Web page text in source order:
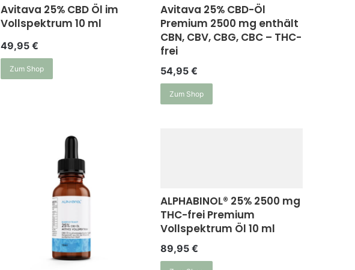
Avitava 25% CBD Öl im
Vollspektrum 10 ml
49,95 €
Zum Shop
Avitava 25% CBD-Öl
Premium 2500 mg enthält
CBN, CBV, CBG, CBC – THC-
frei
54,95€
Zum Shop
ALPHABINOL® 25% 2500 mg
THC-frei Premium
Vollspektrum Öl 10 ml
89,95€